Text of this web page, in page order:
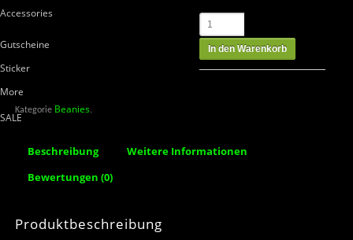
Accessories
Gutscheine
Sticker
More
SALE
In den Warenkorb
Kategorie Beanies.
Beschreibung
Weitere Informationen
Bewertungen (0)
Produktbeschreibung